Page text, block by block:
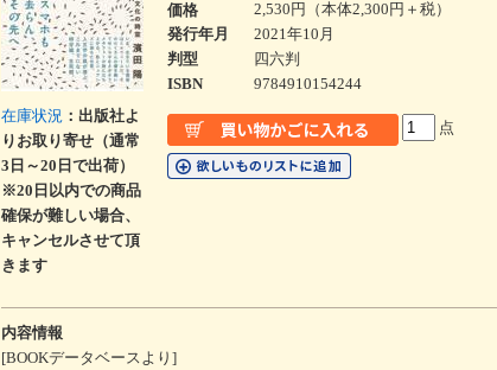
在庫状況 ：出版社よ
りお取り寄せ（通常
3日～20日で出荷）
※20日以内での商品
確保が難しい場合、
キャンセルさせて頂
きます
価格
2,530円（本体2,300円＋税）
発行年月
2021年10月
判型
四六判
ISBN
9784910154244
点
内容情報
[BOOKデータベースより]